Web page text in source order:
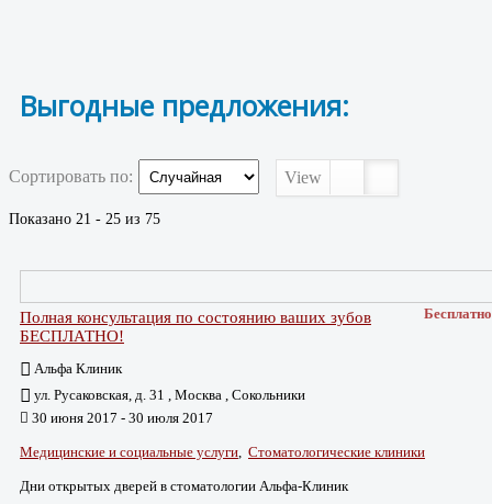
Выгодные предложения:
Сортировать по: View
Показано 21 - 25 из 75
Бесплатно
Полная консультация по состоянию ваших зубов
БЕСПЛАТНО!
Альфа Клиник
ул. Русаковская, д. 31 , Москва , Сокольники
30 июня 2017 - 30 июля 2017
Медицинские и социальные услуги, Стоматологические клиники
Дни открытых дверей в стоматологии Альфа-Клиник